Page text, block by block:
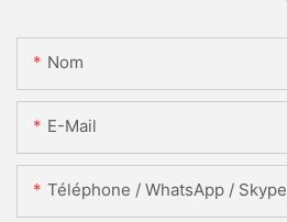
Nom
E-Mail
Téléphone / WhatsApp / Skype